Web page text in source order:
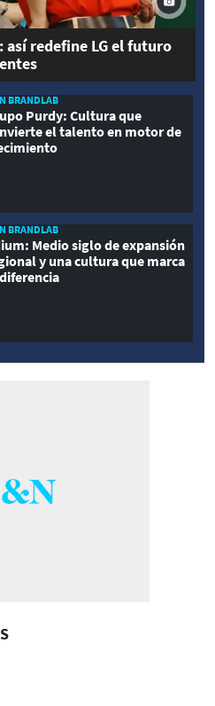
así redefine LG el futuro
BRANDLAB
Purdy: Cultura que
el talento en motor de
BRANDLAB
Medio siglo de expansión
y una cultura que marca